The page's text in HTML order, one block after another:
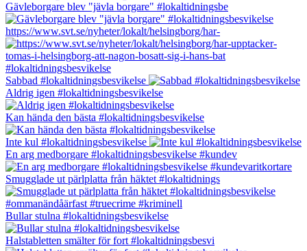
Gävleborgare blev "jävla borgare" #lokaltidningsbe
https://www.svt.se/nyheter/lokalt/helsingborg/har-
Sabbad #lokaltidningsbesvikelse
Aldrig igen #lokaltidningsbesvikelse
Kan hända den bästa #lokaltidningsbesvikelse
Inte kul #lokaltidningsbesvikelse
En arg medborgare #lokaltidningsbesvikelse #kundev
Smugglade ut pärlplatta från häktet #lokaltidnings
Bullar stulna #lokaltidningsbesvikelse
Halstabletten smälter för fort #lokaltidningsbesvi